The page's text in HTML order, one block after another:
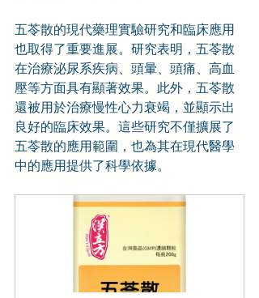
五苓散的現代藥理實驗研究和臨床應用
也取得了重要進展。研究表明，五苓散
在治療泌尿系疾病、頭暈、頭痛、高血
壓等方面具有顯著效果。此外，五苓散
還被用於治療慢性心力衰竭，並顯示出
良好的臨床效果。這些研究不僅擴展了
五苓散的應用範圍，也為其在現代醫學
中的應用提供了科學依據。